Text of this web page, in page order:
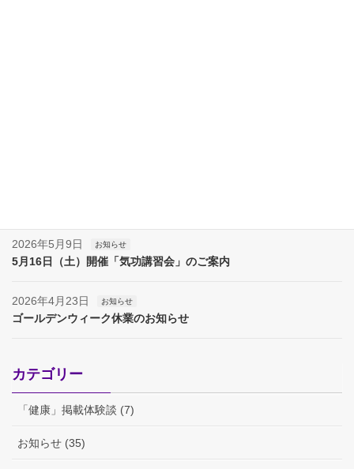
2026年5月9日 お知らせ
5月16日（土）開催「気功講習会」のご案内
2026年4月23日 お知らせ
ゴールデンウィーク休業のお知らせ
カテゴリー
「健康」掲載体験談 (7)
お知らせ (35)